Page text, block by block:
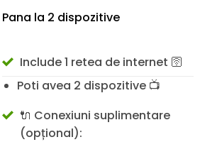
Pana la 2 dispozitive
Include 1 retea de internet 🛜
Poti avea 2 dispozitive 📺
🔌 Conexiuni suplimentare
(opțional):